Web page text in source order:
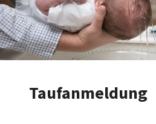
Taufanmeldung